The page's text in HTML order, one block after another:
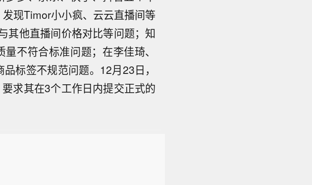
现Timor小小疯、云云直播间等
其他直播间价格对比等问题；知
不符合标准问题；在李佳琦、
标签不规范问题。12月23日，
求其在3个工作日内提交正式的